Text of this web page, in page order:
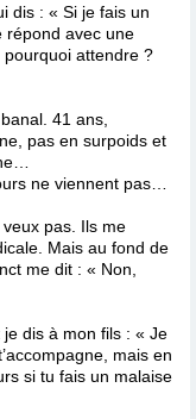
dis : « Si je fais un
répond avec une
attendre ?
41 ans,
pas en surpoids et
ne viennent pas…
pas. Ils me
Mais au fond de
me dit : « Non,
dis à mon fils : « Je
mais en
si tu fais un malaise